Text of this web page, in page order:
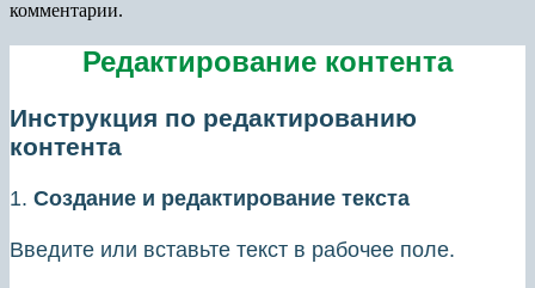
комментарии.
Редактирование контента
Инструкция по редактированию
контента
1. Создание и редактирование текста
Введите или вставьте текст в рабочее поле.